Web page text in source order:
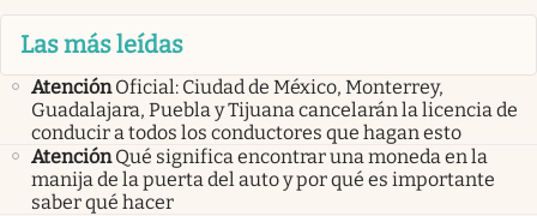
Las más leídas
Atención Oficial: Ciudad de México, Monterrey,
Guadalajara, Puebla y Tijuana cancelarán la licencia de
conducir a todos los conductores que hagan esto
Atención Qué significa encontrar una moneda en la
manija de la puerta del auto y por qué es importante
saber qué hacer